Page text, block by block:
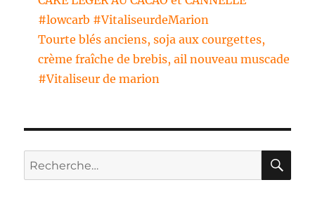
#lowcarb #VitaliseurdeMarion
Tourte blés anciens, soja aux courgettes,
crème fraîche de brebis, ail nouveau muscade
#Vitaliseur de marion
Recherche
pour :